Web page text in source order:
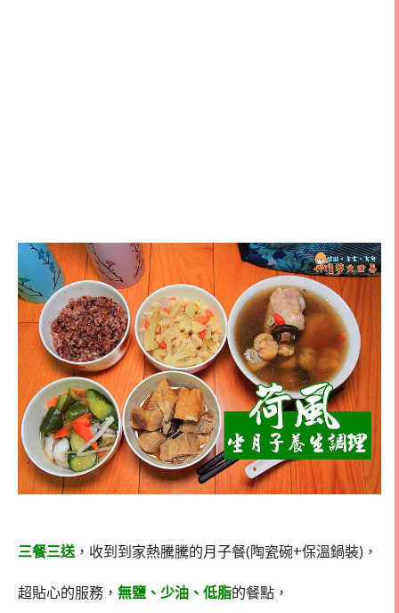
三餐三送，收到到家熱騰騰的月子餐(陶瓷碗+保溫鍋裝)，
超貼心的服務， 無鹽、少油、低脂的餐點，